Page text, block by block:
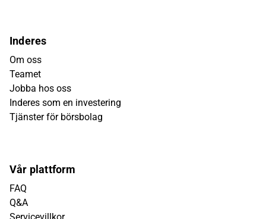
Inderes
Om oss
Teamet
Jobba hos oss
Inderes som en investering
Tjänster för börsbolag
Vår plattform
FAQ
Q&A